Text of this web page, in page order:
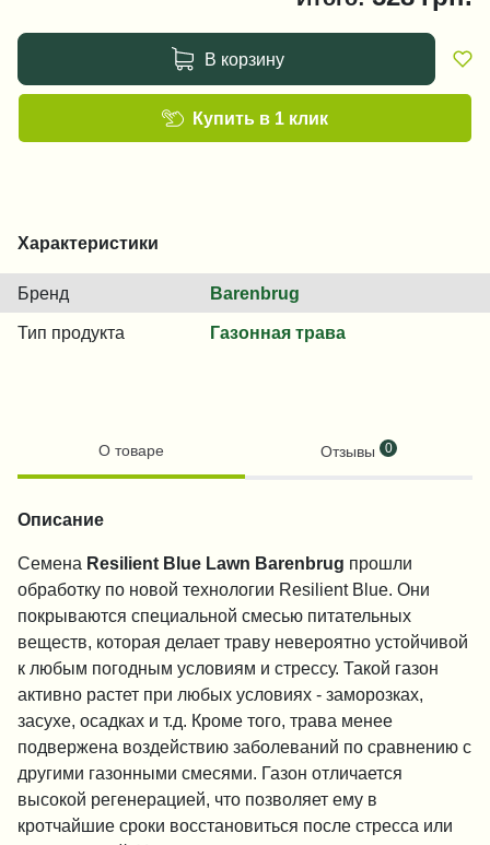
В корзину
Купить в 1 клик
Характеристики
Бренд Barenbrug
Тип продукта Газонная трава
О товаре Отзывы 0
Описание
Семена Resilient Blue Lawn Barenbrug прошли
обработку по новой технологии Resilient Blue. Они
покрываются специальной смесью питательных
веществ, которая делает траву невероятно устойчивой
к любым погодным условиям и стрессу. Такой газон
активно растет при любых условиях - заморозках,
засухе, осадках и т.д. Кроме того, трава менее
подвержена воздействию заболеваний по сравнению с
другими газонными смесями. Газон отличается
высокой регенерацией, что позволяет ему в
кротчайшие сроки восстановиться после стресса или